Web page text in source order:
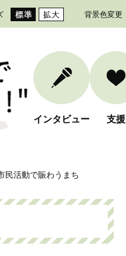
背景色変更
インタビュー 支援
民活動で賑わうまち